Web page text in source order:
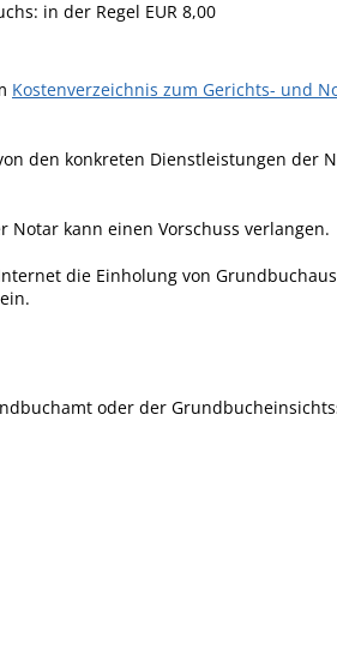
in der Regel EUR 8,00
Kostenverzeichnis zum Gerichts- und
den konkreten Dienstleistungen der
kann einen Vorschuss verlangen.
die Einholung von
oder der